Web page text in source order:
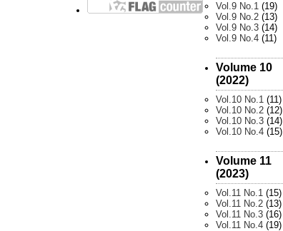
Vol.9 No.1 (19)
Vol.9 No.2 (13)
Vol.9 No.3 (14)
Vol.9 No.4 (11)
Volume 10
(2022)
Vol.10 No.1 (11)
Vol.10 No.2 (12)
Vol.10 No.3 (14)
Vol.10 No.4 (15)
Volume 11
(2023)
Vol.11 No.1 (15)
Vol.11 No.2 (13)
Vol.11 No.3 (16)
Vol.11 No.4 (19)